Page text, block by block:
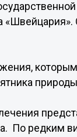
«Швейцария».
По редким